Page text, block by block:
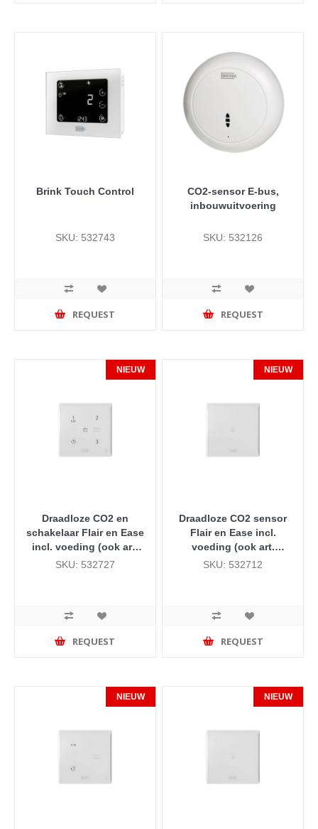
Brink Touch Control
SKU: 532743
REQUEST
CO2-sensor E-bus,
inbouwuitvoering
SKU: 532126
REQUEST
NIEUW
Draadloze CO2 en
schakelaar Flair en Ease
incl. voeding (ook art.
532714 bestellen)
SKU: 532727
REQUEST
NIEUW
Draadloze CO2 sensor
Flair en Ease incl.
voeding (ook art.
532714 bestellen)
SKU: 532712
REQUEST
NIEUW NIEUW